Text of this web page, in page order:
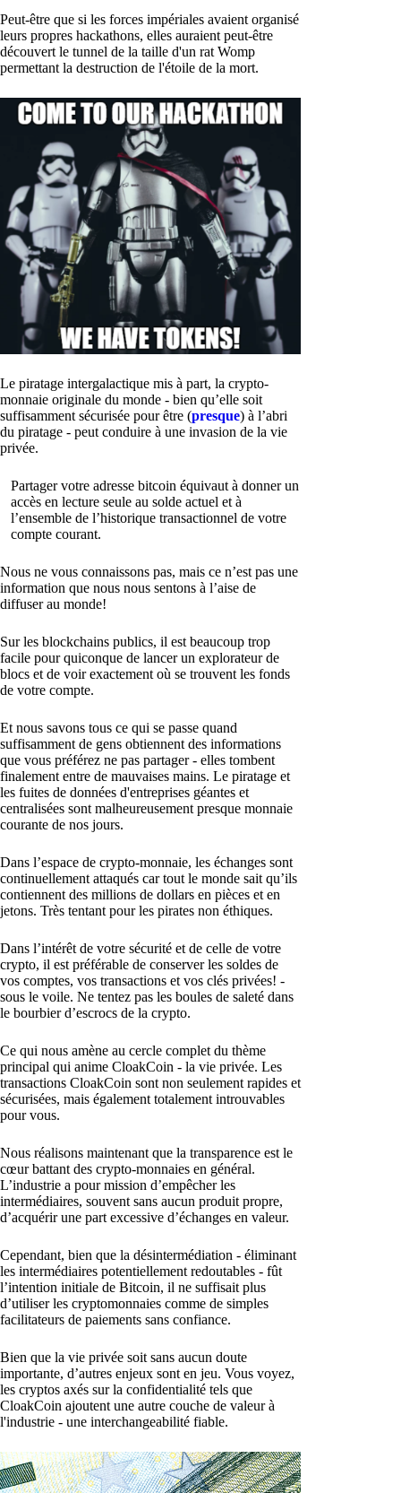
Peut-être que si les forces impériales avaient organisé
leurs propres hackathons, elles auraient peut-être
découvert le tunnel de la taille d'un rat Womp
permettant la destruction de l'étoile de la mort.
Le piratage intergalactique mis à part, la crypto-
monnaie originale du monde - bien qu’elle soit
suffisamment sécurisée pour être (presque) à l’abri
du piratage - peut conduire à une invasion de la vie
privée.
Partager votre adresse bitcoin équivaut à donner un
accès en lecture seule au solde actuel et à
l’ensemble de l’historique transactionnel de votre
compte courant.
Nous ne vous connaissons pas, mais ce n’est pas une
information que nous nous sentons à l’aise de
diffuser au monde!
Sur les blockchains publics, il est beaucoup trop
facile pour quiconque de lancer un explorateur de
blocs et de voir exactement où se trouvent les fonds
de votre compte.
Et nous savons tous ce qui se passe quand
suffisamment de gens obtiennent des informations
que vous préférez ne pas partager - elles tombent
finalement entre de mauvaises mains. Le piratage et
les fuites de données d'entreprises géantes et
centralisées sont malheureusement presque monnaie
courante de nos jours.
Dans l’espace de crypto-monnaie, les échanges sont
continuellement attaqués car tout le monde sait qu’ils
contiennent des millions de dollars en pièces et en
jetons. Très tentant pour les pirates non éthiques.
Dans l’intérêt de votre sécurité et de celle de votre
crypto, il est préférable de conserver les soldes de
vos comptes, vos transactions et vos clés privées! -
sous le voile. Ne tentez pas les boules de saleté dans
le bourbier d’escrocs de la crypto.
Ce qui nous amène au cercle complet du thème
principal qui anime CloakCoin - la vie privée. Les
transactions CloakCoin sont non seulement rapides et
sécurisées, mais également totalement introuvables
pour vous.
Nous réalisons maintenant que la transparence est le
cœur battant des crypto-monnaies en général.
L’industrie a pour mission d’empêcher les
intermédiaires, souvent sans aucun produit propre,
d’acquérir une part excessive d’échanges en valeur.
Cependant, bien que la désintermédiation - éliminant
les intermédiaires potentiellement redoutables - fût
l’intention initiale de Bitcoin, il ne suffisait plus
d’utiliser les cryptomonnaies comme de simples
facilitateurs de paiements sans confiance.
Bien que la vie privée soit sans aucun doute
importante, d’autres enjeux sont en jeu. Vous voyez,
les cryptos axés sur la confidentialité tels que
CloakCoin ajoutent une autre couche de valeur à
l'industrie - une interchangeabilité fiable.